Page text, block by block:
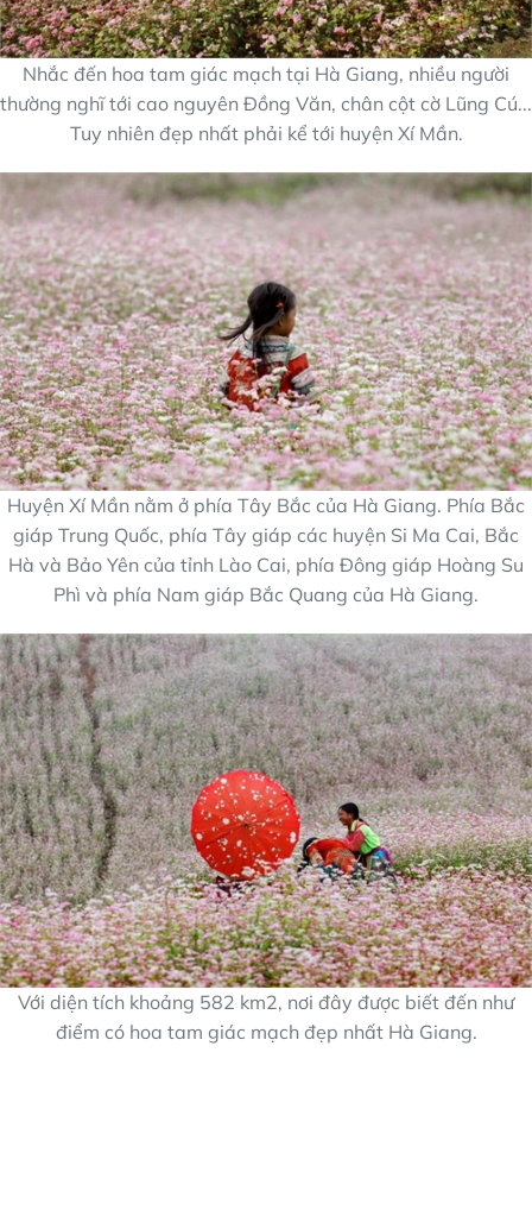
Nhắc đến hoa tam giác mạch tại Hà Giang, nhiều người
thường nghĩ tới cao nguyên Đồng Văn, chân cột cờ Lũng Cú...
Tuy nhiên đẹp nhất phải kể tới huyện Xí Mần.
Huyện Xí Mần nằm ở phía Tây Bắc của Hà Giang. Phía Bắc
giáp Trung Quốc, phía Tây giáp các huyện Si Ma Cai, Bắc
Hà và Bảo Yên của tỉnh Lào Cai, phía Đông giáp Hoàng Su
Phì và phía Nam giáp Bắc Quang của Hà Giang.
Với diện tích khoảng 582 km2, nơi đây được biết đến như
điểm có hoa tam giác mạch đẹp nhất Hà Giang.